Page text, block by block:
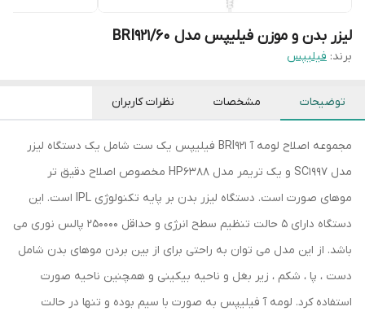
لیزر بدن و موزن فیلیپس مدل BRI921/60
برند: فیلیپس
توضیحات مشخصات نظرات کاربران
مجموعه اصلاح لومه آ BRI921 فیلیپس یک ست شامل یک دستگاه لیزر
مدل SC1997 و یک تریمر مدل HP6388 مخصوص اصلاح دقیق تر
موهای صورت است. دستگاه لیزر بدن بر پایه تکنولوژی IPL است. این
دستگاه دارای 5 حالت تنظیم سطح انرژی و حداقل 250000 پالس نوری می
باشد. از این مدل می توان به راحتی برای از بین بردن موهای بدن شامل
دست ، پا ، شکم ، زیر بغل و ناحیه بیکینی و همچنین ناحیه صورت
استفاده کرد. لومه آ فیلیپس به صورت با سیم بوده و تنها در حالت